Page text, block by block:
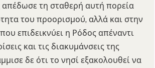
τη σταθερή αυτή πορεία
του προορισμού, αλλά και στην
επιδεικνύει η Ρόδος απέναντι
και τις διακυμάνσεις της
δε ότι το νησί εξακολουθεί να